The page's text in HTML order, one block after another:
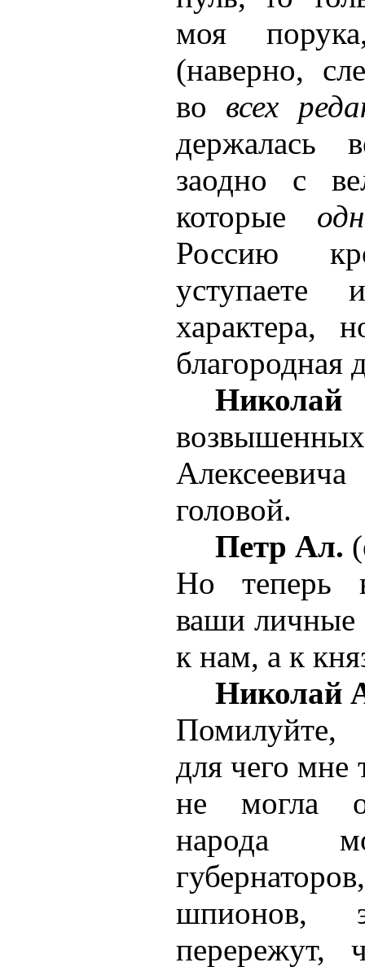
моя
(наверно,
во всех
заодно с
которые
Россию
Николай
головой.
Петр Ал.
Но теперь
ваши личные
к нам, а к
Николай
Помилуйте,
для чего мне
не могла
народа
шпионов,
перережут,